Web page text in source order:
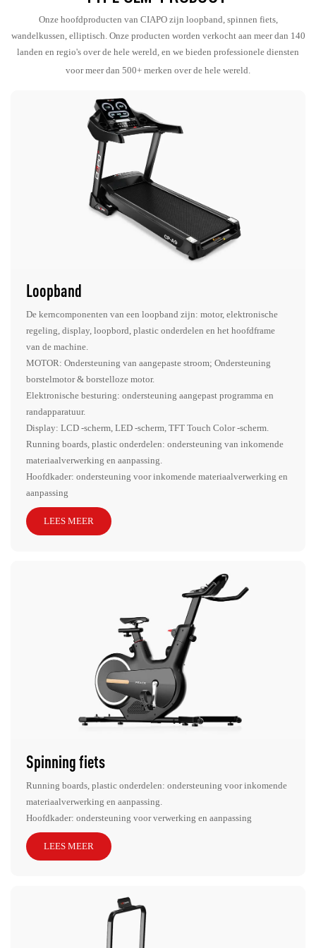
Onze hoofdproducten van CIAPO zijn loopband, spinnen fiets,
wandelkussen, elliptisch. Onze producten worden verkocht aan meer dan 140
landen en regio's over de hele wereld, en we bieden professionele diensten
voor meer dan 500+ merken over de hele wereld.
Loopband
De kerncomponenten van een loopband zijn: motor, elektronische
regeling, display, loopbord, plastic onderdelen en het hoofdframe
van de machine.
MOTOR: Ondersteuning van aangepaste stroom; Ondersteuning
borstelmotor & borstelloze motor.
Elektronische besturing: ondersteuning aangepast programma en
randapparatuur.
Display: LCD -scherm, LED -scherm, TFT Touch Color -scherm.
Running boards, plastic onderdelen: ondersteuning van inkomende
materiaalverwerking en aanpassing.
Hoofdkader: ondersteuning voor inkomende materiaalverwerking en
aanpassing
LEES MEER
Spinning fiets
Running boards, plastic onderdelen: ondersteuning voor inkomende
materiaalverwerking en aanpassing.
Hoofdkader: ondersteuning voor verwerking en aanpassing
LEES MEER